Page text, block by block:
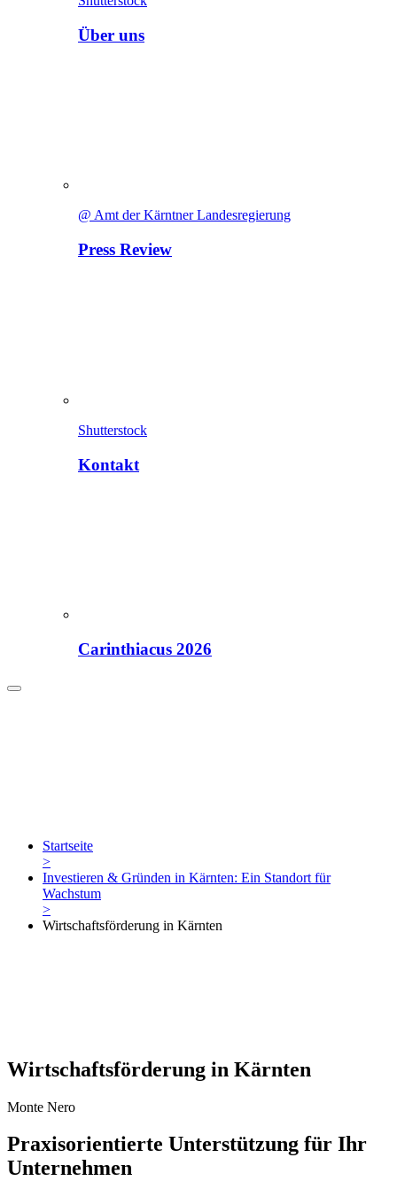
Über uns
@ Amt der Kärntner Landesregierung
Press Review
Shutterstock
Kontakt
Carinthiacus 2026
Startseite
>
Investieren & Gründen in Kärnten: Ein Standort für
Wachstum
>
Wirtschaftsförderung in Kärnten
Wirtschaftsförderung in Kärnten
Monte Nero
Praxisorientierte Unterstützung für Ihr
Unternehmen